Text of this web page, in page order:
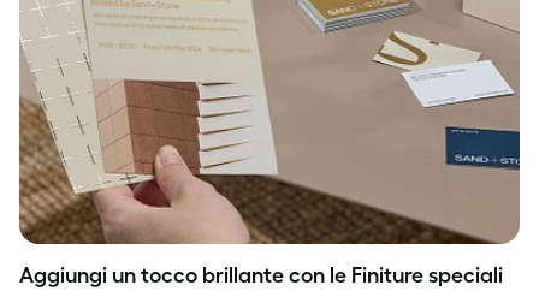
Aggiungi un tocco brillante con le Finiture speciali